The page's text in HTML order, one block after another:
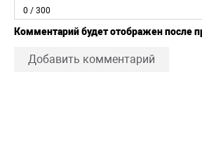
0 / 300
Комментарий будет отображен после
Добавить комментарий